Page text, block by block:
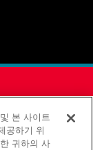
본 사이트
공하기 위
귀하의 사